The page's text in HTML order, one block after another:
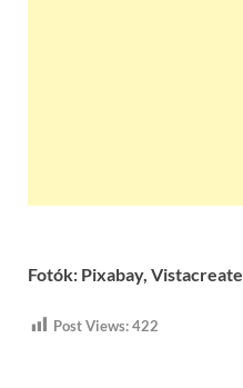
Fotók: Pixabay, Vistacreate
Post Views:422